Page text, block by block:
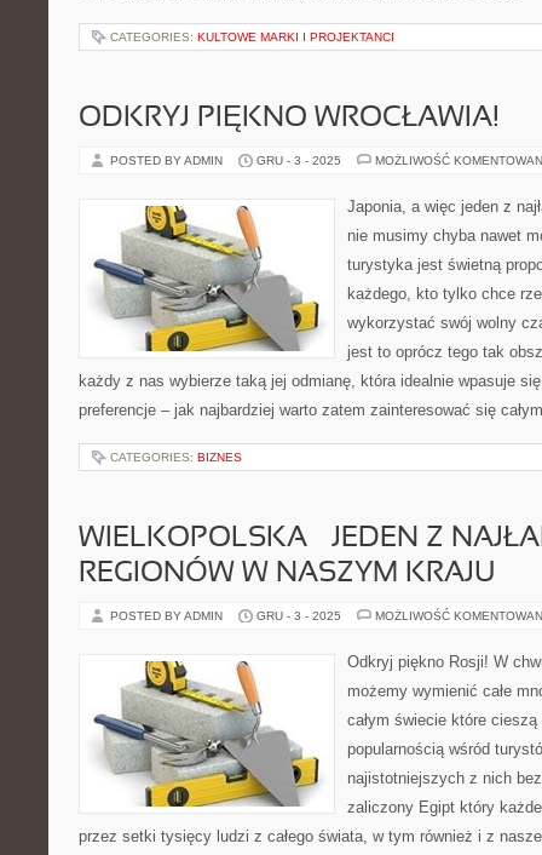
CATEGORIES: KULTOWE MARKI I PROJEKTANCI
ODKRYJ PIĘKNO WROCŁAWIA!
POSTED BY ADMIN GRU - 3 - 2025 MOŻLIWOŚĆ
Japonia, a więc jeden z
nie musimy chyba nawet
turystyka jest świetną
każdego, kto tylko chce
wykorzystać swój wolny
jest to oprócz tego tak
każdy z nas wybierze taką jej odmianę, która idealnie wpasuje
preferencje – jak najbardziej warto zatem zainteresować się
CATEGORIES: BIZNES
WIELKOPOLSKA – JEDEN Z
REGIONÓW W NASZYM KRAJU
POSTED BY ADMIN GRU - 3 - 2025 MOŻLIWOŚĆ
Odkryj piękno Rosji! W
możemy wymienić całe
całym świecie które
popularnością wśród
najistotniejszych z nich
zaliczony Egipt który
przez setki tysięcy ludzi z całego świata, w tym również i z